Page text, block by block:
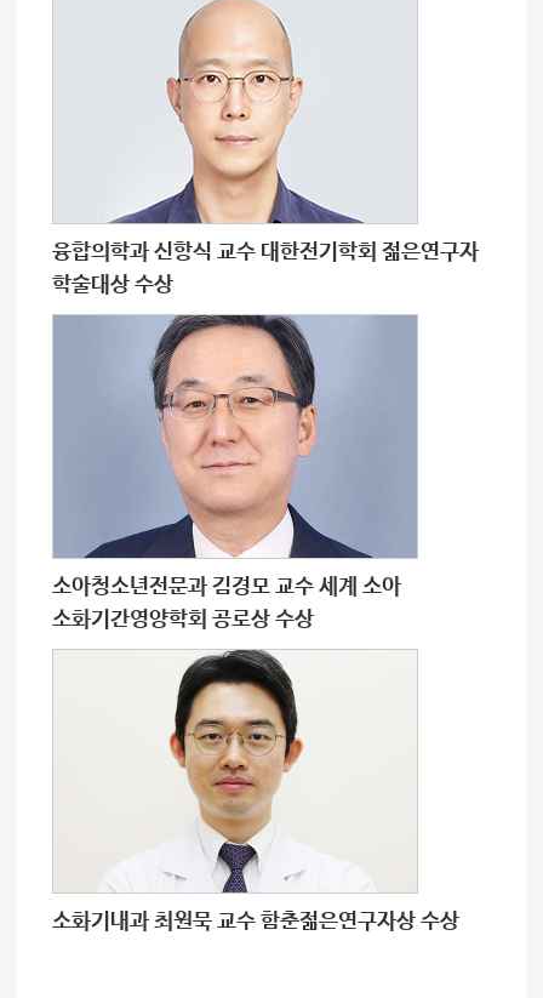
융합의학과 신항식 교수 대한전기학회 젊은연구자
학술대상 수상
소아청소년전문과 김경모 교수 세계 소아
소화기간영양학회 공로상 수상
소화기내과 최원묵 교수 함춘젊은연구자상 수상